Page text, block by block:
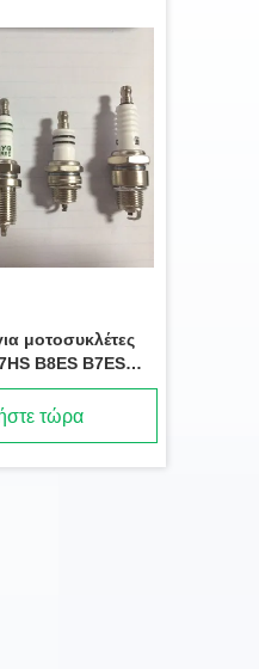
μοτοσυκλέτες
B8ES B7ES
τώρα